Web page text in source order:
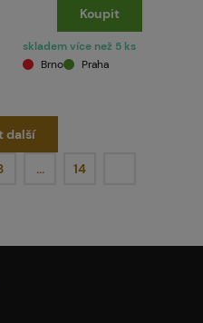
Koupit
skladem více než 5 ks
Brno
Praha
další
… 14